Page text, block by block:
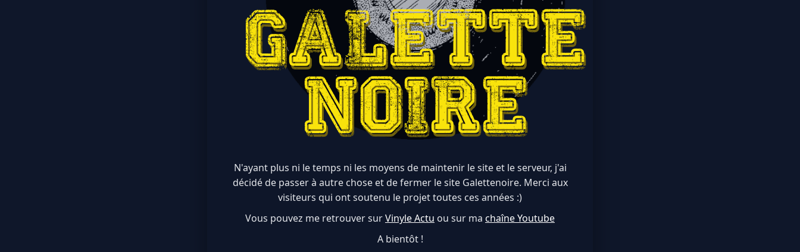
N'ayant plus ni le temps ni les moyens de maintenir le site et le serveur, j'ai
décidé de passer à autre chose et de fermer le site Galettenoire. Merci aux
visiteurs qui ont soutenu le projet toutes ces années :)
Vous pouvez me retrouver surVinyle Actu ou sur ma chaîne Youtube
A bientôt !